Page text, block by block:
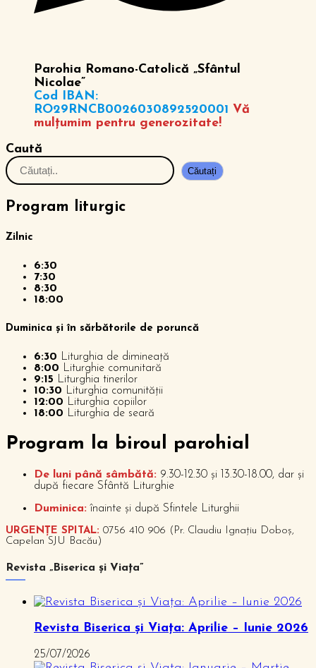
Parohia Romano-Catolică „Sfântul
Nicolae”
Cod IBAN:
RO29RNCB0026030892520001 Vă
mulțumim pentru generozitate!
Caută
Căutați
Program liturgic
Zilnic
6:30
7:30
8:30
18:00
Duminica și în sărbătorile de poruncă
6:30 Liturghia de dimineață
8:00 Liturghie comunitară
9:15 Liturghia tinerilor
10:30 Liturghia comunității
12:00 Liturghia copiilor
18:00 Liturghia de seară
Program la biroul parohial
De luni până sâmbătă: 9.30-12.30 și 13.30-18.00, dar și
după fiecare Sfântă Liturghie
Duminica: înainte și după Sfintele Liturghii
URGENȚE SPITAL: 0756 410 906 (Pr. Claudiu Ignațiu Doboș,
Capelan SJU Bacău)
Revista „Biserica și Viața”
Revista Biserica și Viața: Aprilie – Iunie 2026
25/07/2026